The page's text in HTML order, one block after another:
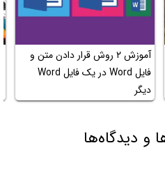
آموزش ۲ روش قرار دادن متن و
فایل Word در یک فایل Word
دیگر
و دیدگاه‌ها